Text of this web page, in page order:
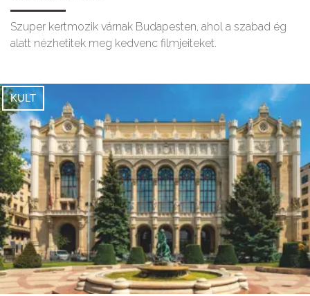
Szuper kertmozik várnak Budapesten, ahol a szabad ég
alatt nézhetitek meg kedvenc filmjeiteket.
KULT